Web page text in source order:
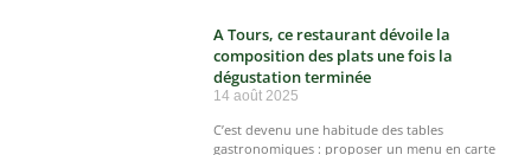
A Tours, ce restaurant dévoile la
composition des plats une fois la
dégustation terminée
14 août 2025
C’est devenu une habitude des tables
gastronomiques : proposer un menu en carte